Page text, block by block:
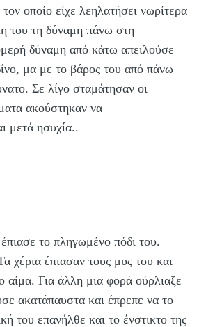
οποίο είχε λεηλατήσει νωρίτερα
του τη δύναμη πάνω στη
δύναμη από κάτω απειλούσε
μα με το βάρος του από πάνω
Σε λίγο σταμάτησαν οι
ακούστηκαν να
μετά ησυχία..
το πληγωμένο πόδι του.
χέρια έπιασαν τους μυς του και
αίμα. Για άλλη μια φορά ούρλιαξε
ακατάπαυστα και έπρεπε να το
του επανήλθε και το ένστικτο της